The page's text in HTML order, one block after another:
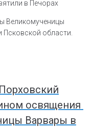
в Печорах
Великомученицы
Псковской области.
освящения
Варвары в